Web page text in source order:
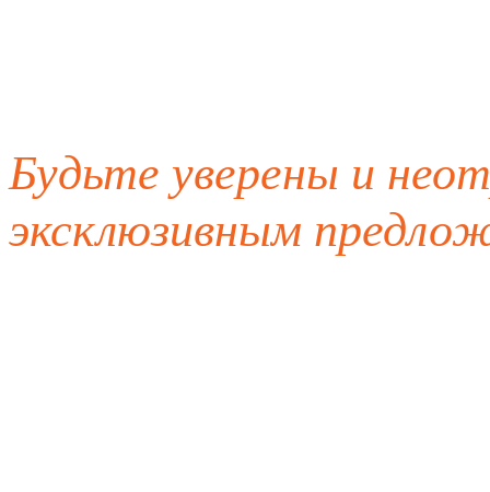
Будьте уверены и
эксклюзивным